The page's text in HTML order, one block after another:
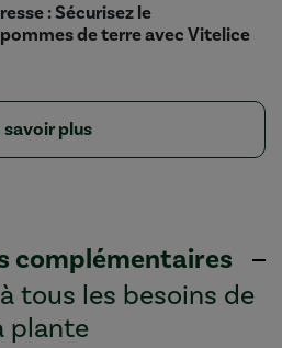
: Sécurisez le
de terre avec Vitelice
savoir plus
complémentaires
tous les besoins de
plante